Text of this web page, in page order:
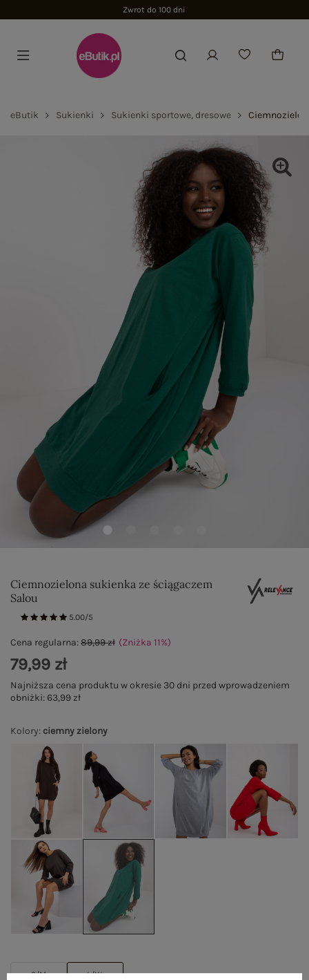
Zwrot do 100 dni
eButik Sukienki Sukienki sportowe, dresowe
Ciemnozielona sukienka ze ściągaczem
Salou
5.00/5
Kolory: ciemny zielony
S/M L/XL
Cena regularna:89,99 zł (Zniżka 11%)
79,99 zł
Najniższa cena produktu w okresie 30 dni przed wprowadzeniem
obniżki:63,99 zł